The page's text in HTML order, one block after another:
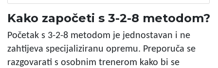
Kako započeti s 3-2-8 metodom?
Početak s 3-2-8 metodom je jednostavan i ne
zahtijeva specijaliziranu opremu. Preporuča se
razgovarati s osobnim trenerom kako bi se